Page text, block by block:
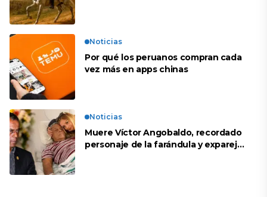
Noticias
Por qué los peruanos compran cada
vez más en apps chinas
Noticias
Muere Víctor Angobaldo, recordado
personaje de la farándula y expareja